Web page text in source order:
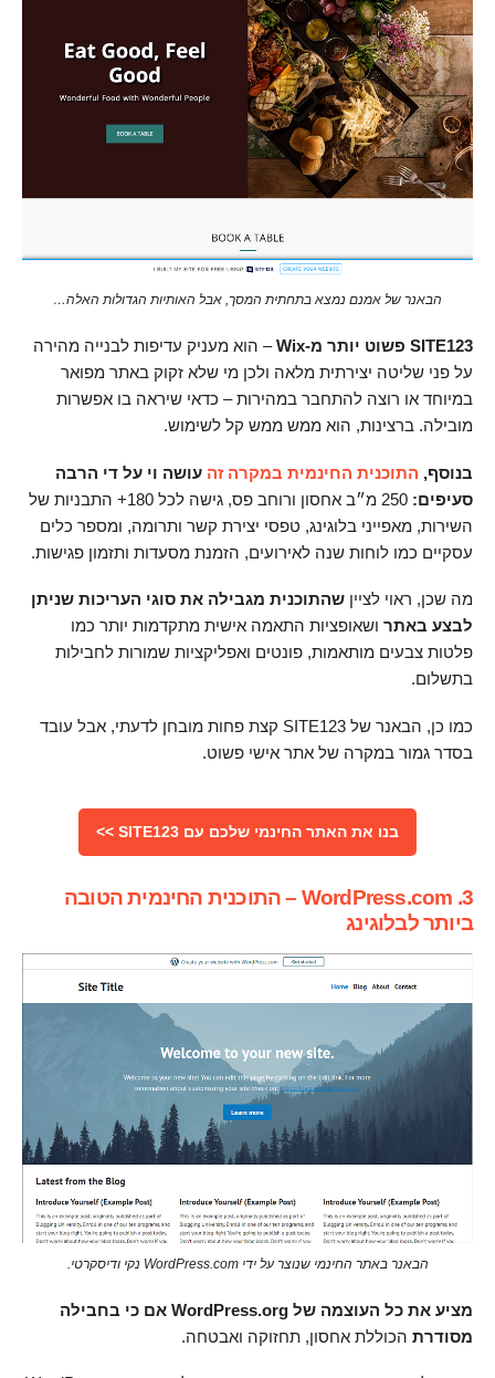
הבאנר של אמנם נמצא בתחתית המסך, אבל האותיות הגדולות האלה…
SITE123 פשוט יותר מ-Wix
– הוא מעניק עדיפות לבנייה מהירה
על פני שליטה יצירתית מלאה ולכן מי שלא זקוק באתר מפואר
במיוחד או רוצה להתחבר במהירות – כדאי שיראה בו אפשרות
מובילה. ברצינות, הוא ממש ממש קל לשימוש.
בנוסף, התוכנית החינמית במקרה זה עושה וי על די הרבה
סעיפים:
250 מ״ב אחסון ורוחב פס, גישה לכל 180+ התבניות של
השירות, מאפייני בלוגינג, טפסי יצירת קשר ותרומה, ומספר כלים
עסקיים כמו לוחות שנה לאירועים, הזמנת מסעדות ותזמון פגישות.
מה שכן, ראוי לציין שהתוכנית מגבילה את סוגי העריכות שניתן
לבצע באתר ושאופציות התאמה אישית מתקדמות יותר כמו
פלטות צבעים מותאמות, פונטים ואפליקציות שמורות לחבילות
בתשלום.
כמו כן, הבאנר של SITE123 קצת פחות מובחן לדעתי, אבל עובד
בסדר גמור במקרה של אתר אישי פשוט.
בנו את האתר החינמי שלכם עם SITE123 >>
3. WordPress.com – התוכנית החינמית הטובה
ביותר לבלוגינג
הבאנר באתר החינמי שנוצר על ידי WordPress.com נקי ודיסקרטי.
מציע את כל העוצמה של WordPress.org
אם כי בחבילה
מסודרת הכוללת אחסון, תחזוקה ואבטחה.